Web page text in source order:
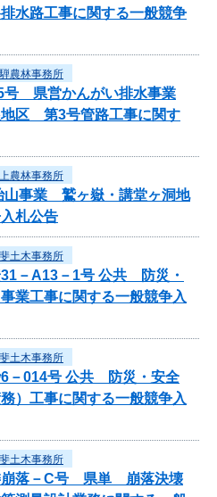
路工事に関する一般競争
農林事務所
号 県営かんがい排水事業
区 第3号管路工事に関す
農林事務所
山事業 鷲ヶ嶽・講堂ヶ洞地
札公告
土木事務所
31－A13－1号 公共 防災・
業工事に関する一般競争入
土木事務所
6－014号 公共 防災・安全
）工事に関する一般競争入
土木事務所
崩落－C号 県単 崩落決壊